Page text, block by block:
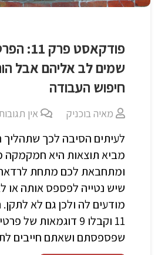
פודקאסט
שמים לב אליהם אבל
חיפוש העבודה
מאיה בוכניק אין
לעיתים הסיבה לכך שתהליך
מביא תוצאות היא חמקמקה
ומתחבאת לכם מתחת
שיש נטייה לפספס אותה או
מודעים לה ולכן גם לא לתקן.
11 וקבלו 9 דוגמאות של
שפספסתם ושאתם חייבים